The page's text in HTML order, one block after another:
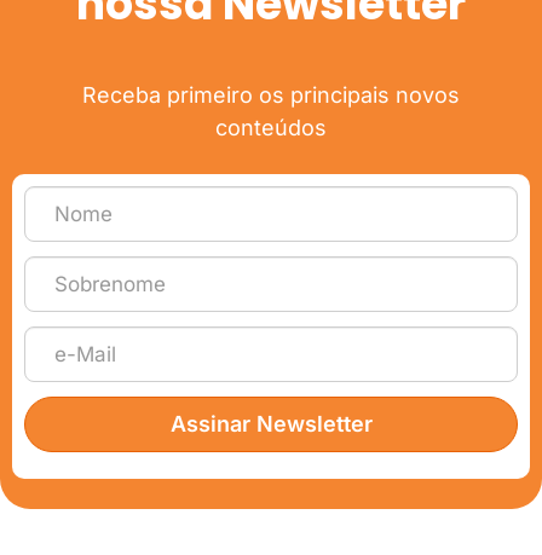
Receba primeiro os principais novos
conteúdos
Assinar Newsletter